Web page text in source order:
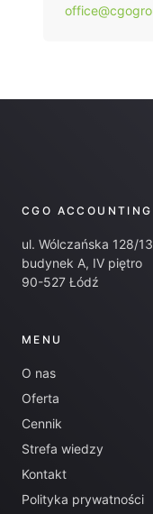
CGO ACCOUNTING
ul. Wólczańska 128/
budynek A, IV piętro
90-527 Łódź
MENU
O nas
Oferta
Cennik
Strefa wiedzy
Kontakt
Polityka prywatności